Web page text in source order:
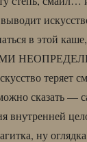
в этой
теряет
сказать —
внутренней
ну